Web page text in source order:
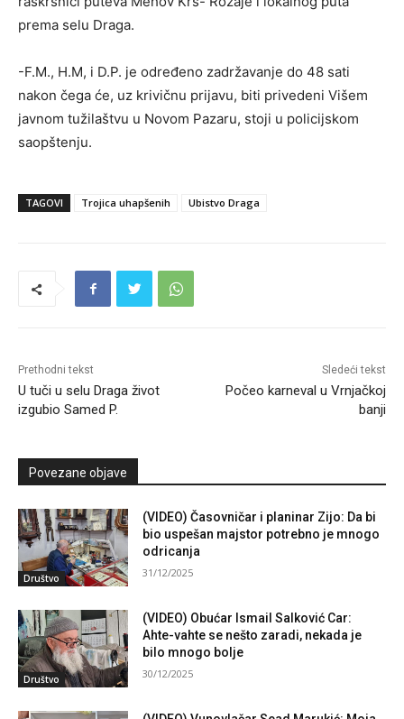
prema selu Draga.
-F.M., H.M, i D.P. je određeno zadržavanje do 48 sati
nakon čega će, uz krivičnu prijavu, biti privedeni Višem
javnom tužilaštvu u Novom Pazaru, stoji u policijskom
saopštenju.
TAGOVI Trojica uhapšenih Ubistvo Draga
Prethodni tekst
U tuči u selu Draga život
izgubio Samed P.
Sledeći tekst
Počeo karneval u Vrnjačkoj
banji
Povezane objave
Društvo
(VIDEO) Časovničar i planinar Zijo: Da bi
bio uspešan majstor potrebno je mnogo
odricanja
31/12/2025
Društvo
(VIDEO) Obućar Ismail Salković Car:
Ahte-vahte se nešto zaradi, nekada je
bilo mnogo bolje
30/12/2025